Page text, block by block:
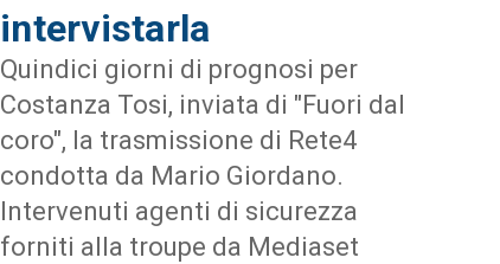
intervistarla
Quindici giorni di prognosi per
Costanza Tosi, inviata di "Fuori dal
coro", la trasmissione di Rete4
condotta da Mario Giordano.
Intervenuti agenti di sicurezza
forniti alla troupe da Mediaset